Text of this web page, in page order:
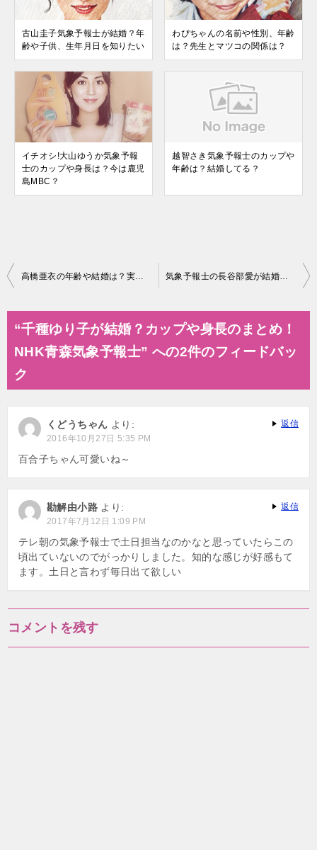
古山圭子気象予報士が結婚？年
齢や子供、生年月日を知りたい
わぴちゃんの名前や性別、年齢
は？先生とマツコの関係は？
イチオシ!大山ゆうか気象予報
士のカップや身長は？今は鹿児
島MBC？
越智さき気象予報士のカップや
年齢は？結婚してる？
投
ー
ョ
ン
高橋亜衣の年齢や結婚は？実は劇団四季にいた？カップや身長のまとめ！ 気象予報士の長谷部愛が結婚？大学やカップのプロフまとめ！
“千種ゆり子が結婚？カップや身長のまとめ！
NHK青森気象予報士” への2件のフィードバッ
ク
くどうちゃん より:
2016年10月27日 5:35 PM
百合子ちゃん可愛いね～
返信
勘解由小路 より:
2017年7月12日 1:09 PM
テレ朝の気象予報士で土日担当なのかなと思っていたらこの
頃出ていないのでがっかりしました。知的な感じが好感もて
ます。土日と言わず毎日出て欲しい
返信
コメントを残す